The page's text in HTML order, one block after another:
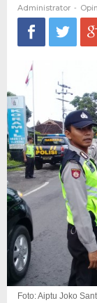
Administrator -
Foto: Aiptu Joko